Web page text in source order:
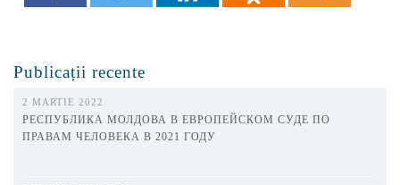
Publicații recente
2 MARTIE 2022
РЕСПУБЛИКА МОЛДОВА В ЕВРОПЕЙСКОМ СУДЕ ПО
ПРАВАМ ЧЕЛОВЕКА В 2021 ГОДУ